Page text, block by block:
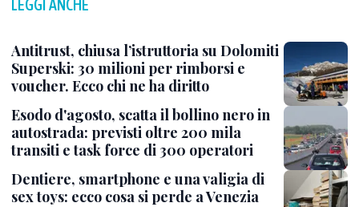
LEGGI ANCHE
Antitrust, chiusa l’istruttoria su Dolomiti
Superski: 30 milioni per rimborsi e
voucher. Ecco chi ne ha diritto
Esodo d'agosto, scatta il bollino nero in
autostrada: previsti oltre 200 mila
transiti e task force di 300 operatori
Dentiere, smartphone e una valigia di
sex toys: ecco cosa si perde a Venezia